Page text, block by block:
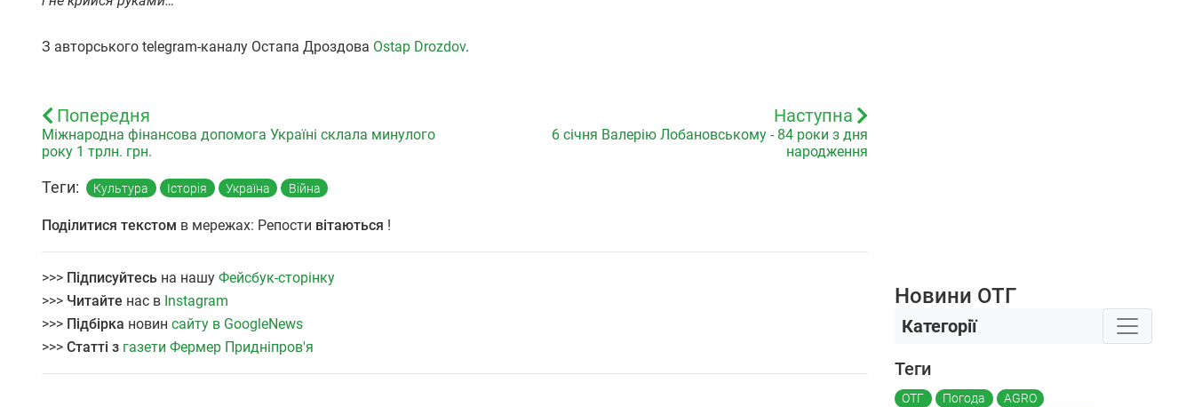
З авторського telegram-каналу Остапа Дроздова Ostap Drozdov.
Попередня
Міжнародна фінансова допомога Україні склала минулого
року 1 трлн. грн.
Наступна
6 січня Валерію Лобановському - 84 роки з дня
народження
Теги: Культура Історія Україна Війна
Поділитися текстом в мережах: Репости вітаються !
>>> Підписуйтесь на нашу Фейсбук-сторінку
>>> Читайте нас в Instagram
>>> Підбірка новин сайту в GoogleNews
>>> Статті з газети Фермер Придніпров'я
Новини ОТГ
Категорії
Теги
ОТГ Погода
AGRO